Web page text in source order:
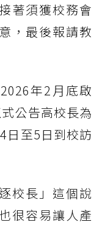
著須獲校務會
，最後報請教
年2月底啟
公告高校長為
日至5日到校訪
校長」這個說
很容易讓人產